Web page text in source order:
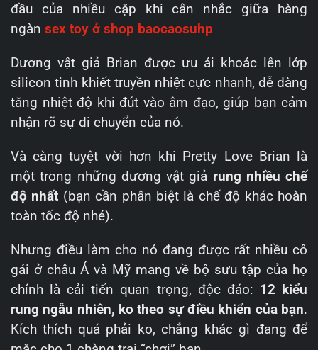
đầu của nhiều cặp khi cân nhắc giữa hàng
ngàn sex toy ở shop baocaosuhp
Dương vật giả Brian được ưu ái khoác lên lớp
silicon tinh khiết truyền nhiệt cực nhanh, dễ dàng
tăng nhiệt độ khi đút vào âm đạo, giúp bạn cảm
nhận rõ sự di chuyển của nó.
Và càng tuyệt vời hơn khi Pretty Love Brian là
một trong những dương vật giả rung nhiều chế
độ nhất (bạn cần phân biệt là chế độ khác hoàn
toàn tốc độ nhé).
Nhưng điều làm cho nó đang được rất nhiều cô
gái ở châu Á và Mỹ mang về bộ sưu tập của họ
chính là cải tiến quan trọng, độc đáo: 12 kiểu
rung ngẫu nhiên, ko theo sự điều khiển của bạn.
Kích thích quá phải ko, chẳng khác gì đang để